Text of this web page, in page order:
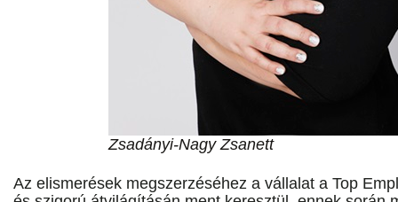
Zsadányi-Nagy Zsanett
Az elismerések megszerzéséhez a vállalat a Top